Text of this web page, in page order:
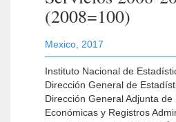
(2008=100)
Mexico 2017
Instituto Nacional de
Dirección General de
Dirección General Adjunta de
Económicas y Registros